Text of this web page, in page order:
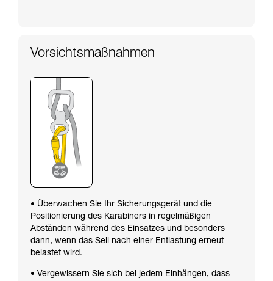
Vorsichtsmaßnahmen
• Überwachen Sie Ihr Sicherungsgerät und die
Positionierung des Karabiners in regelmäßigen
Abständen während des Einsatzes und besonders
dann, wenn das Seil nach einer Entlastung erneut
belastet wird.
• Vergewissern Sie sich bei jedem Einhängen, dass